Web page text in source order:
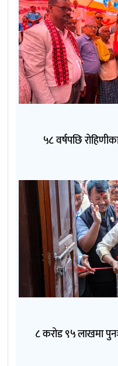
५८ वर्षपछि
८ करोड ९५ लाखमा